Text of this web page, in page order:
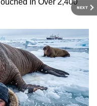
NEXT
ದೃಶ್ಯ ಮಾಧ್ಯಮ,
ಮಾಡಿದ ಅನುಭವವಿದೆ.
ಪದವಿ.
ಜೀವನಶೈಲಿ,
ಕಿಚನ್ ಟಿಪ್ಸ್‌,